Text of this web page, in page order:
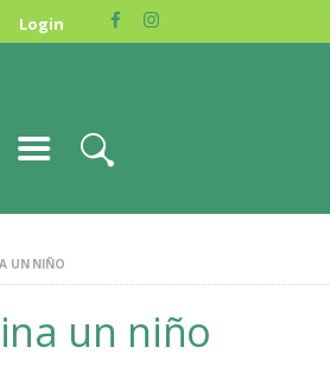
Login
UN NIÑO
un niño